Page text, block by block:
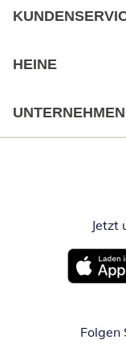
HEINE
UNTERNEHMEN
Jetzt
Öffnet in
Folgen